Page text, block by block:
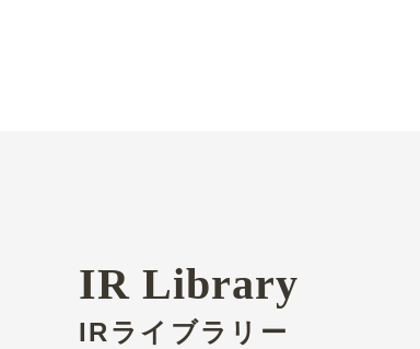
IR Library
IRライブラリー